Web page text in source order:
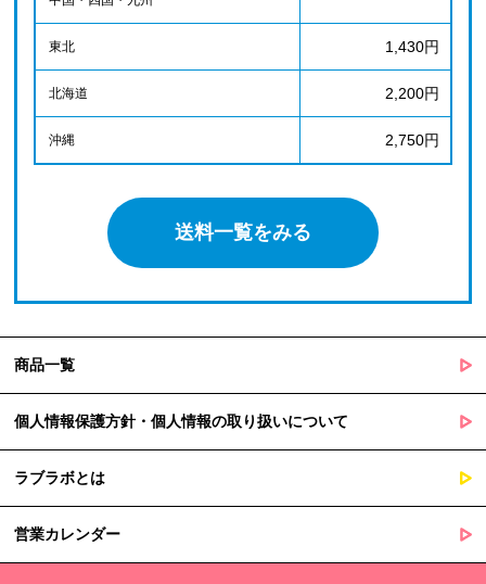
東北 1,430円
北海道 2,200円
沖縄 2,750円
送料一覧をみる
商品一覧
個人情報保護方針・個人情報の取り扱いについて
ラブラボとは
営業カレンダー